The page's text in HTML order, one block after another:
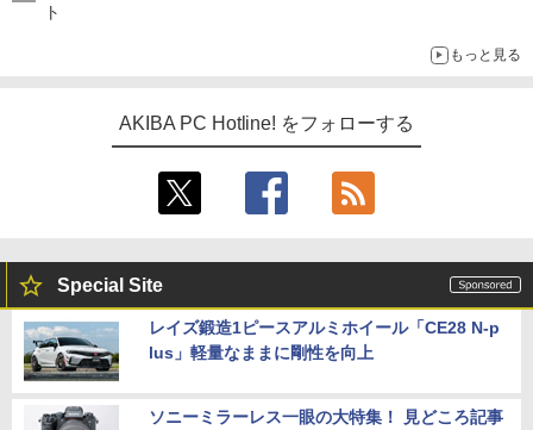
ト
もっと見る
AKIBA PC Hotline! をフォローする
Special Site
レイズ鍛造1ピースアルミホイール「CE28 N-p
lus」軽量なままに剛性を向上
ソニーミラーレス一眼の大特集！ 見どころ記事